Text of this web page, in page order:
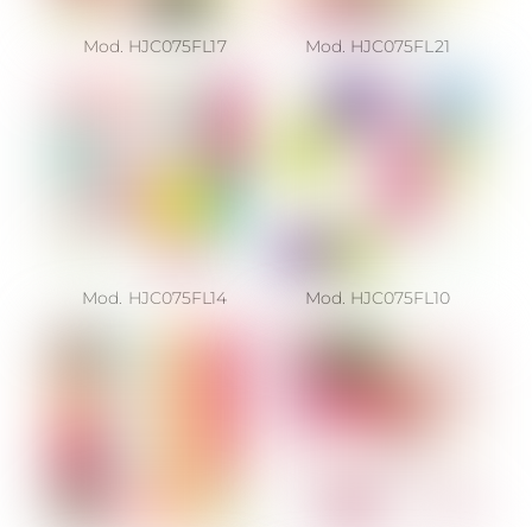
Mod. HJC075FL17 Mod. HJC075FL21
Mod. HJC075FL14 Mod. HJC075FL10